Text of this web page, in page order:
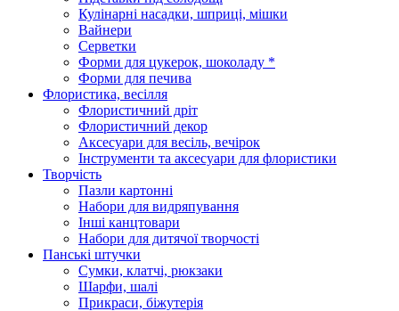
Кулінарні насадки, шприці, мішки
Вайнери
Серветки
Форми для цукерок, шоколаду *
Форми для печива
Флористика, весілля
Флористичний дріт
Флористичний декор
Аксесуари для весіль, вечірок
Інструменти та аксесуари для флористики
Творчість
Пазли картонні
Набори для видряпування
Інші канцтовари
Набори для дитячої творчості
Панські штучки
Сумки, клатчі, рюкзаки
Шарфи, шалі
Прикраси, біжутерія